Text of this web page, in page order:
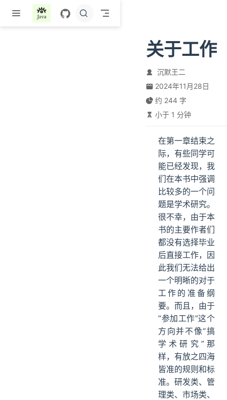
跳至主要內容
关于工作
沉默王二
2024年11月28日
约 244 字
小于 1 分钟
在第一章结束之
际，有些同学可
能已经发现，我
们在本书中强调
比较多的一个问
题是学术研究。
很不幸，由于本
书的主要作者们
都没有选择毕业
后直接工作，因
此我们无法给出
一个明晰的对于
工作的准备纲
要。而且，由于
“参加工作”这个
方向并不像“搞
学术研究”那
样，有放之四海
皆准的规则和标
准。研发类、管
理类、市场类、